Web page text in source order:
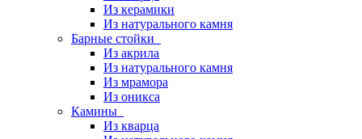
Из керамики
Из натурального камня
Барные стойки
Из акрила
Из натурального камня
Из мрамора
Из оникса
Камины
Из кварца